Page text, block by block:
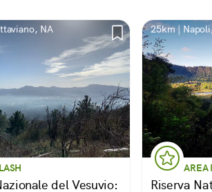
paradiso per i
NA
del Vesuvio:
25km |
AREA
Riserva